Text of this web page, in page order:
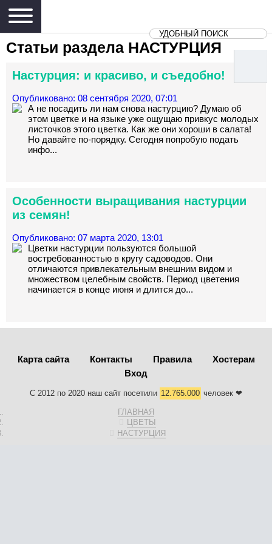
Статьи раздела НАСТУРЦИЯ
Настурция: и красиво, и съедобно!
Опубликовано: 08 сентября 2020, 07:01
А не посадить ли нам снова настурцию? Думаю об
этом цветке и на языке уже ощущаю привкус молодых
листочков этого цветка. Как же они хороши в салата!
Но давайте по-порядку. Сегодня попробую подать
инфо...
Особенности выращивания настурции
из семян!
Опубликовано: 07 марта 2020, 13:01
Цветки настурции пользуются большой
востребованностью в кругу садоводов. Они
отличаются привлекательным внешним видом и
множеством целебным свойств. Период цветения
начинается в конце июня и длится до...
Карта сайта Контакты Правила
Хостерам
Вход
С 2012 по 2020 наш сайт посетили 12.765.000 человек ❤
ГЛАВНАЯ
ЦВЕТЫ
НАСТУРЦИЯ